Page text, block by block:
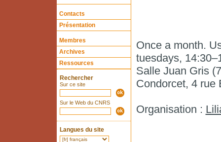
Contacts
Présentation
Membres
Archives
Ressources
Rechercher
Sur ce site
Sur le Web du CNRS
Langues du site
Once a month.
tuesdays,
Salle Juan Gris
Condorcet, 4 rue
Organisation :